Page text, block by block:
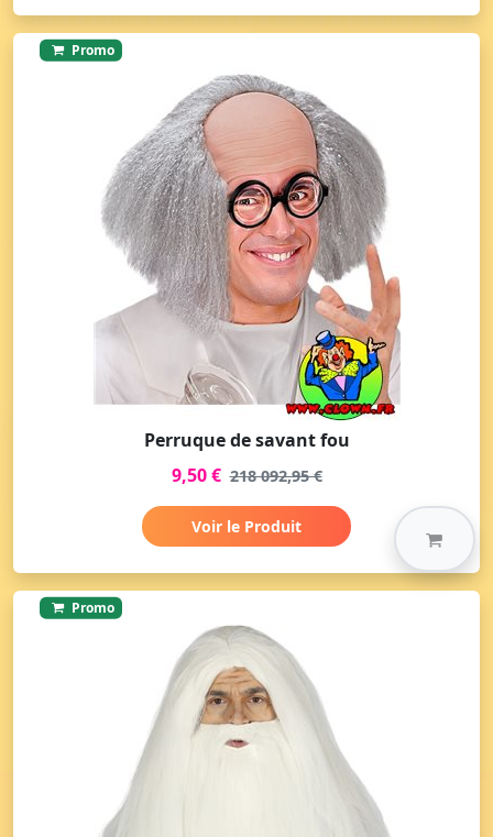
Promo
Perruque de savant fou
9,50 € 218 092,95 €
Voir le Produit
Promo